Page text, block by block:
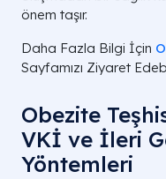
önem taşır.
Daha Fazla Bilgi İçin
Sayfamızı Ziyaret
Obezite
VKİ ve İleri
Yöntemleri